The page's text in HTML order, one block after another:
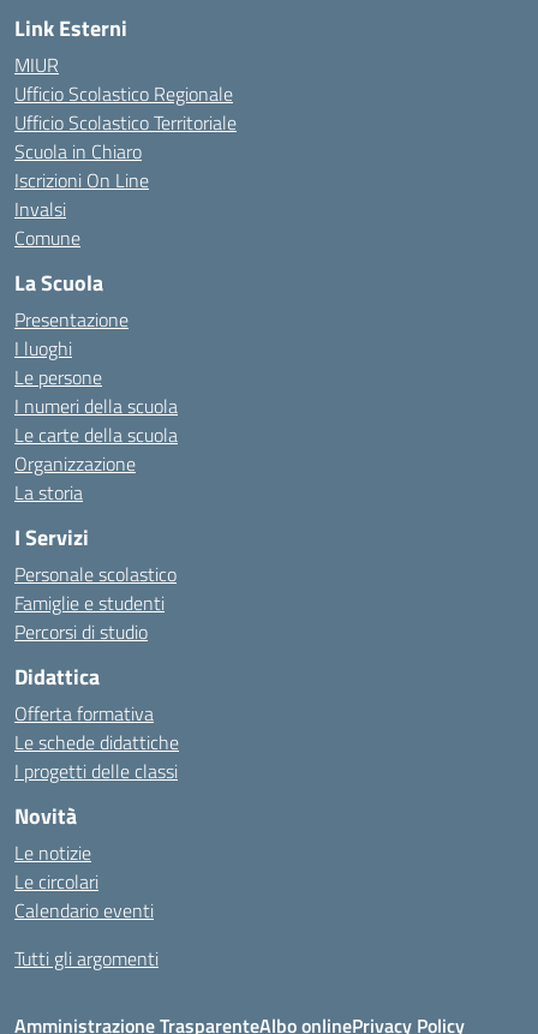
Link Esterni
MIUR
Ufficio Scolastico Regionale
Ufficio Scolastico Territoriale
Scuola in Chiaro
Iscrizioni On Line
Invalsi
Comune
La Scuola
Presentazione
I luoghi
Le persone
I numeri della scuola
Le carte della scuola
Organizzazione
La storia
I Servizi
Personale scolastico
Famiglie e studenti
Percorsi di studio
Didattica
Offerta formativa
Le schede didattiche
I progetti delle classi
Novità
Le notizie
Le circolari
Calendario eventi
Tutti gli argomenti
Amministrazione TrasparenteAlbo onlinePrivacy Policy